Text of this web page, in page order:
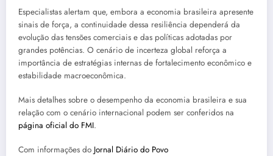
Especialistas alertam que, embora a economia brasileira apresente
sinais de força, a continuidade dessa resiliência dependerá da
evolução das tensões comerciais e das políticas adotadas por
grandes potências. O cenário de incerteza global reforça a
importância de estratégias internas de fortalecimento econômico e
estabilidade macroeconômica.
Mais detalhes sobre o desempenho da economia brasileira e sua
relação com o cenário internacional podem ser conferidos na
página oficial do FMI.
Com informações do Jornal Diário do Povo